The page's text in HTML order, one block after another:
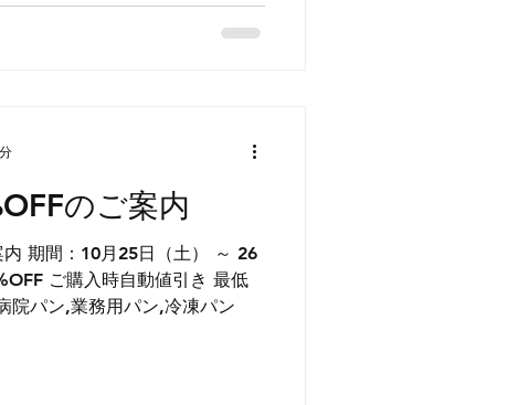
のご案内
26
購入額：2050円以上 病院パン,業務用パン,冷凍パン